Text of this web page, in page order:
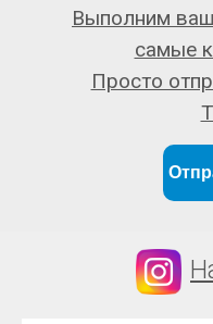
Выполним
самые
Просто